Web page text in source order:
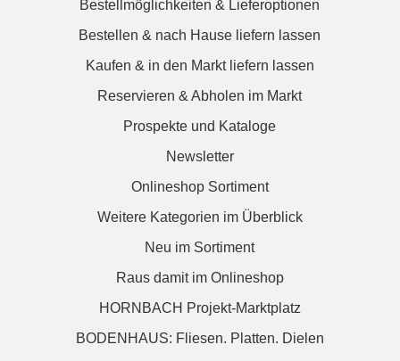
Bestellmöglichkeiten & Lieferoptionen
Bestellen & nach Hause liefern lassen
Kaufen & in den Markt liefern lassen
Reservieren & Abholen im Markt
Prospekte und Kataloge
Newsletter
Onlineshop Sortiment
Weitere Kategorien im Überblick
Neu im Sortiment
Raus damit im Onlineshop
HORNBACH Projekt-Marktplatz
BODENHAUS: Fliesen. Platten. Dielen